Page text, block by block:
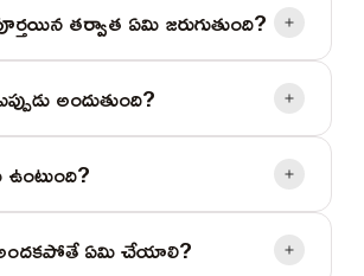
తర్వాత ఏమి జరుగుతుంది?
అందుతుంది?
ఏమి చేయాలి?